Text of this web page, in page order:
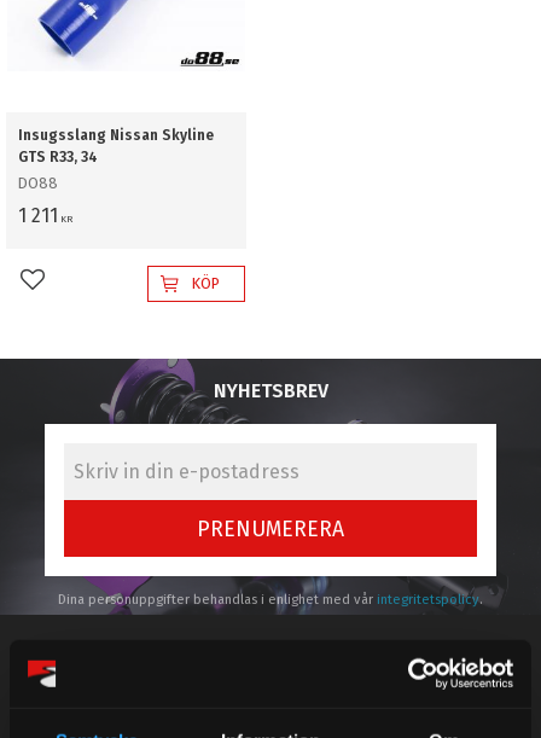
Insugsslang Nissan Skyline
GTS R33, 34
DO88
1 211 KR
Lägg till i favoriterKÖP
NYHETSBREV
PRENUMERERA
Dina personuppgifter behandlas i enlighet med vår integritetspolicy.